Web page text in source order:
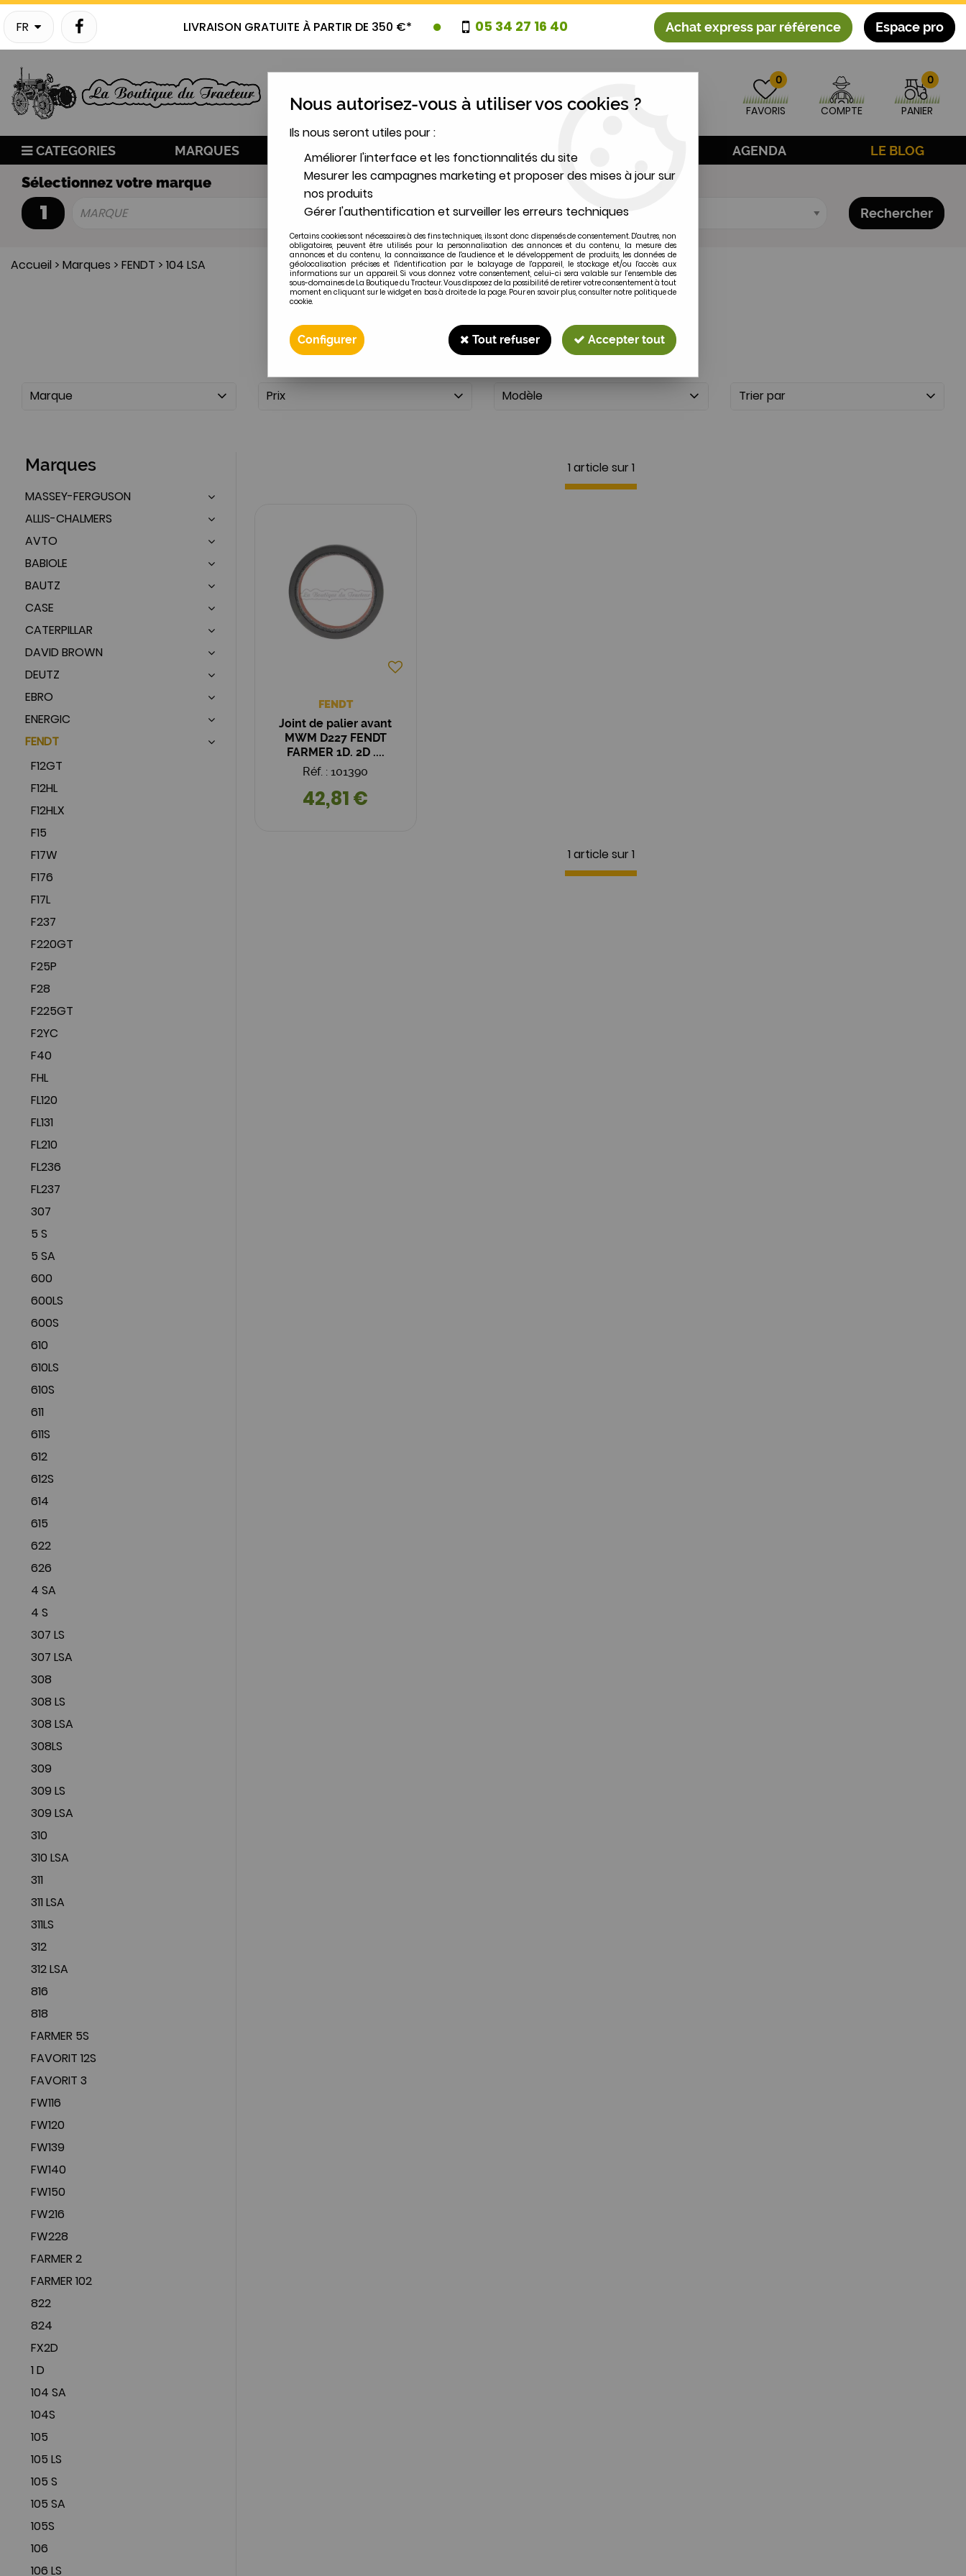
FR LIVRAISON GRATUITE À PARTIR DE 350 €* 05 34 27 16 40 Achat express par référence Espace pro
0
FAVORIS COMPTE
0
PANIER
CATEGORIES MARQUES NOUVEAUTES PROMOTIONS AGENDA LE BLOG
Sélectionnez votre marque
1 MARQUE 2 MODÈLE Rechercher
Accueil > Marques > FENDT > 104 LSA
104 LSA
Marque Prix Modèle Trier par
Marques
MASSEY-FERGUSON
ALLIS-CHALMERS
AVTO
BABIOLE
BAUTZ
CASE
CATERPILLAR
DAVID BROWN
DEUTZ
EBRO
ENERGIC
FENDT
F12GT
F12HL
F12HLX
F15
F17W
F176
F17L
F237
F220GT
F25P
F28
F225GT
F2YC
F40
FHL
FL120
FL131
FL210
FL236
FL237
307
5 S
5 SA
600
600LS
600S
610
610LS
610S
611
611S
612
612S
614
615
622
626
4 SA
4 S
307 LS
307 LSA
308
308 LS
308 LSA
308LS
309
309 LS
309 LSA
310
310 LSA
311
311 LSA
311LS
312
312 LSA
816
818
FARMER 5S
FAVORIT 12S
FAVORIT 3
FW116
FW120
FW139
FW140
FW150
FW216
FW228
FARMER 2
FARMER 102
822
824
FX2D
1 D
104 SA
104S
105
105 LS
105 S
105 SA
105S
106
106 LS
1 article sur 1
FENDT
Joint de palier avant
MWM D227 FENDT
FARMER 1D. 2D ....
Réf. : 101390
42,81 €
1 article sur 1
Nous autorisez-vous à utiliser vos cookies ?
Ils nous seront utiles pour :
Améliorer l'interface et les fonctionnalités du site
Mesurer les campagnes marketing et proposer des mises à jour sur
nos produits
Gérer l'authentification et surveiller les erreurs techniques
Certains cookies sont nécessaires à des fins techniques, ils sont donc dispensés de consentement. D'autres, non
obligatoires, peuvent être utilisés pour la personnalisation des annonces et du contenu, la mesure des
annonces et du contenu, la connaissance de l'audience et le développement de produits, les données de
géolocalisation précises et l'identification par le balayage de l'appareil, le stockage et/ou l'accès aux
informations sur un appareil. Si vous donnez votre consentement, celui-ci sera valable sur l’ensemble des
sous-domaines de La Boutique du Tracteur. Vous disposez de la possibilité de retirer votre consentement à tout
moment en cliquant sur le widget en bas à droite de la page. Pour en savoir plus, consulter notre politique de
cookie.
Configurer Tout refuser Accepter tout